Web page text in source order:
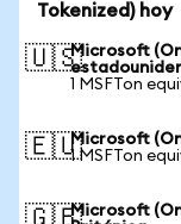
Tokenized) hoy
🇺🇸Microsoft
1 MSFTon
🇪🇺Microsoft
1 MSFTon
Microsoft